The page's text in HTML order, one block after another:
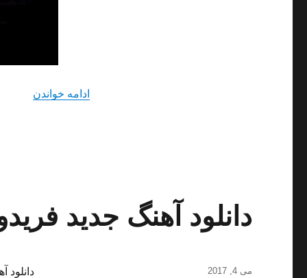
ادامه خواندن
دانلود آهنگ جدید
دانلود
ارسال
می 4, 2017